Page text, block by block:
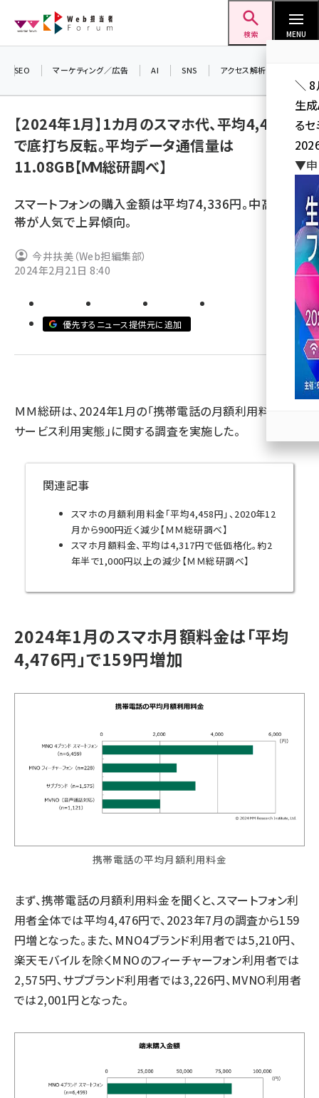
ン
検索 MENU
seo (3536)
youtube (2444)
セミナー (2313)
meo (1279)
SEO マーケティング／広告 AI SNS アクセス解析／データ分析
【2024年1月】1カ月のスマホ代、平均4,476円
で底打ち反転。平均データ通信量は
11.08GB【ＭＭ総研調べ】
スマートフォンの購入金額は平均74,336円。中高価格
帯が人気で上昇傾向。
今井扶美（Web担編集部）
2024年2月21日 8:40
優先するニュース提供元に追加
ＭＭ総研は、2024年1月の「携帯電話の月額利用料金と
サービス利用実態」に関する調査を実施した。
関連記事
スマホの月額利用料金「平均4,458円」、2020年12
月から900円近く減少【ＭＭ総研調べ】
スマホ月額料金、平均は4,317円で低価格化。約2
年半で1,000円以上の減少【ＭＭ総研調べ】
2024年1月のスマホ月額料金は「平均
4,476円」で159円増加
携帯電話の平均月額利用料金
まず、携帯電話の月額利用料金を聞くと、スマートフォン利
用者全体では平均4,476円で、2023年7月の調査から159
円増となった。また、MNO4ブランド利用者では5,210円、
楽天モバイルを除くMNOのフィーチャーフォン利用者では
2,575円、サブブランド利用者では3,226円、MVNO利用者
では2,001円となった。
＼ 8
生
る
▼申